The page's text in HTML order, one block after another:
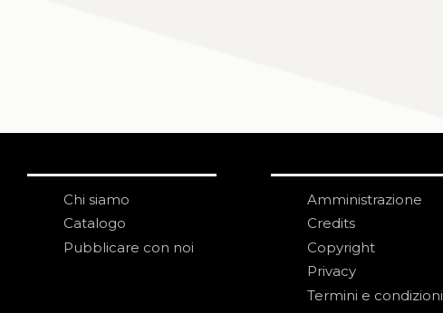
Chi siamo
Catalogo
Pubblicare con noi
Amministrazione
Credits
Copyright
Privacy
Termini e condizioni